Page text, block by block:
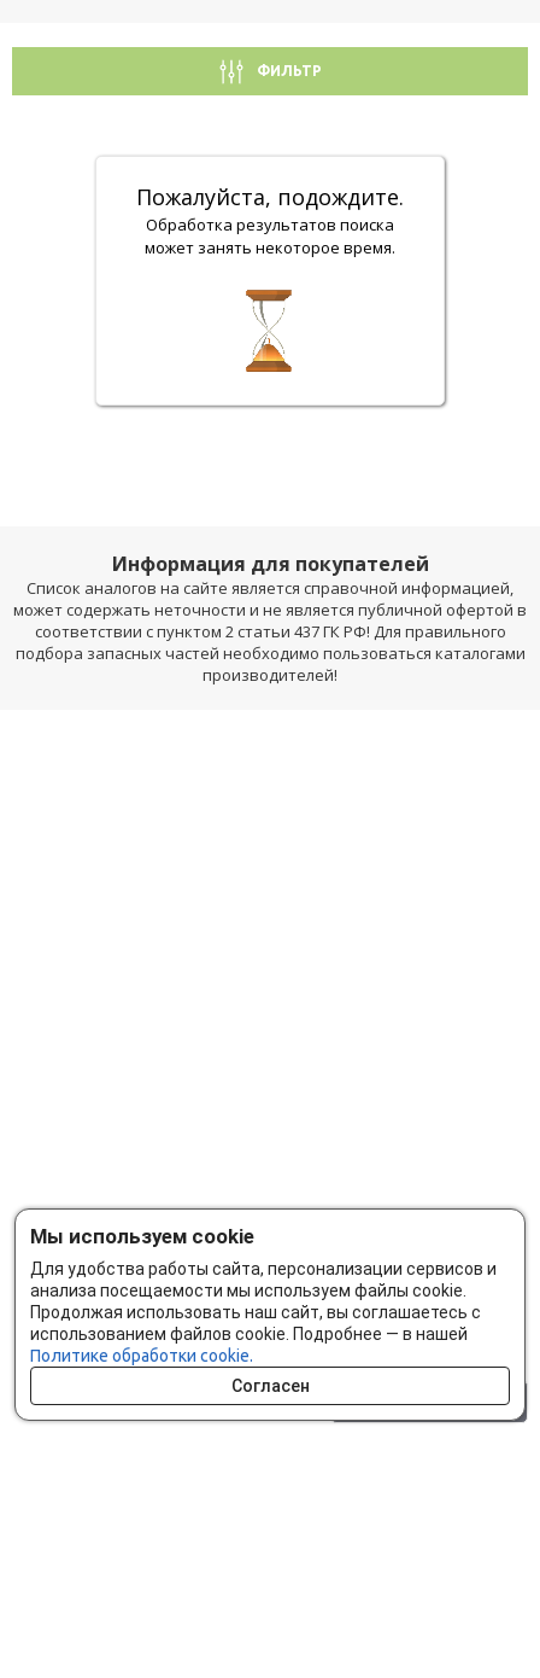
ФИЛЬТР
Пожалуйста, подождите.
Обработка результатов поиска
может занять некоторое время.
Информация для покупателей
Список аналогов на сайте является справочной информацией,
может содержать неточности и не является публичной офертой в
соответствии с пунктом 2 статьи 437 ГК РФ! Для правильного
подбора запасных частей необходимо пользоваться каталогами
производителей!
Мы используем cookie
Для удобства работы сайта, персонализации сервисов и
анализа посещаемости мы используем файлы cookie.
Продолжая использовать наш сайт, вы соглашаетесь с
использованием файлов cookie. Подробнее — в нашей
Политике обработки cookie.
Согласен